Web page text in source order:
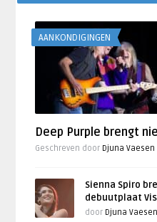
AANKONDIGINGEN
Deep Purple brengt
Geschreven door Djuna Vaesen
Sienna Spiro
debuutplaat
door Djuna Vaesen